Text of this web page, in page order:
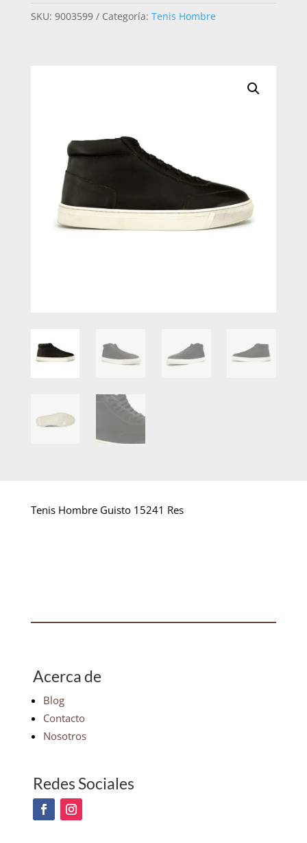
RES
SKU: 9003599 Categoría: Tenis Hombre
Tenis Hombre Guisto 15241 Res
Acerca de
Blog
Contacto
Nosotros
Redes Sociales